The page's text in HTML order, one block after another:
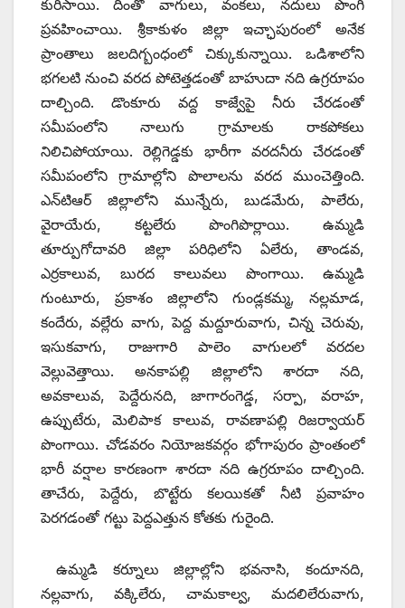
కురిసాయి. దీంతో వాగులు, వంకలు, నదులు పొంగి
ప్రవహించాయి. శ్రీకాకుళం జిల్లా ఇచ్ఛాపురంలో అనేక
ప్రాంతాలు జలదిగ్బంధంలో చిక్కుకున్నాయి. ఒడిశాలోని
భగలటి నుంచి వరద పోటెత్తడంతో బాహుదా నది ఉగ్రరూపం
దాల్చింది. డొంకూరు వద్ద కాజ్వేపై నీరు చేరడంతో
సమీపంలోని నాలుగు గ్రామాలకు రాకపోకలు
నిలిచిపోయాయి. రెల్లిగెడ్డకు భారీగా వరదనీరు చేరడంతో
సమీపంలోని గ్రామాల్లోని పొలాలను వరద ముంచెత్తింది.
ఎన్‌టిఆర్‌ జిల్లాలోని మున్నేరు, బుడమేరు, పాలేరు,
వైరాయేరు, కట్టలేరు పొంగిపొర్లాయి. ఉమ్మడి
తూర్పుగోదావరి జిల్లా పరిధిలోని ఏలేరు, తాండవ,
ఎర్రకాలువ, బురద కాలువలు పొంగాయి. ఉమ్మడి
గుంటూరు, ప్రకాశం జిల్లాలోని గుండ్లకమ్మ, నల్లమాడ,
కందేరు, వల్లేరు వాగు, పెద్ద మద్దూరువాగు, చిన్న చెరువు,
ఇసుకవాగు, రాజుగారి పాలెం వాగులలో వరదల
వెల్లువెత్తాయి. అనకాపల్లి జిల్లాలోని శారదా నది,
అవకాలువ, పెద్దేరునది, జాగారంగెడ్డ, సర్పా, వరాహ,
ఉప్పుటేరు, మెలిపాక కాలువ, రావణాపల్లి రిజర్వాయర్‌
పొంగాయి. చోడవరం నియోజకవర్గం భోగాపురం ప్రాంతంలో
భారీ వర్షాల కారణంగా శారదా నది ఉగ్రరూపం దాల్చింది.
తాచేరు, పెద్దేరు, బొట్టేరు కలయికతో నీటి ప్రవాహం
పెరగడంతో గట్టు పెద్దఎత్తున కోతకు గురైంది.
ఉమ్మడి కర్నూలు జిల్లాల్లోని భవనాసి, కందూనది,
నల్లవాగు, వక్కిలేరు, చామకాల్వ, మదలిలేరువాగు,